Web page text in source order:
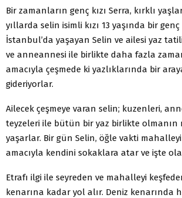
Bir zamanların genç kızı Serra, kırklı
yıllarda selin isimli kızı 13 yaşında bir genç
İstanbul’da yaşayan Selin ve ailesi yaz
ve anneannesi ile birlikte daha fazla
amacıyla çeşmede ki yazlıklarında bir
gideriyorlar.
Ailecek çeşmeye varan selin; kuzenleri,
teyzeleri ile bütün bir yaz birlikte
yaşarlar. Bir gün Selin, öğle vakti
amacıyla kendini sokaklara atar ve işte
Etrafı ilgi ile seyreden ve mahalleyi
kenarına kadar yol alır. Deniz kenarında